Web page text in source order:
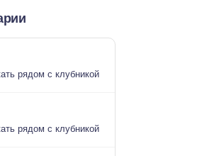
рядом с клубникой
рядом с клубникой